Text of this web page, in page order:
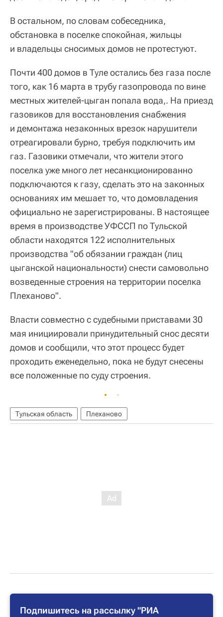
В остальном, по словам собеседника,
обстановка в поселке спокойная, жильцы
и владельцы сносимых домов не протестуют.
Почти 400 домов в Туле остались без газа после
того, как 16 марта в трубу газопровода по вине
местных жителей-цыган попала вода,. На приезд
газовиков для восстановления снабжения
и демонтажа незаконных врезок нарушители
отреагировали бурно, требуя подключить им
газ. Газовики отмечали, что жители этого
поселка уже много лет несанкционированно
подключаются к газу, сделать это на законных
основаниях им мешает то, что домовладения
официально не зарегистрированы. В настоящее
время в производстве УФССП по Тульской
области находятся 122 исполнительных
производства "об обязании граждан (лиц
цыганской национальности) снести самовольно
возведенные строения на территории поселка
Плеханово".
Власти совместно с судебными приставами 30
мая инициировали принудительный снос десяти
домов и сообщили, что этот процесс будет
проходить еженедельно, пока не будут снесены
все положенные по суду строения.
Тульская область Плеханово
Подпишитесь на рассылку "РИА